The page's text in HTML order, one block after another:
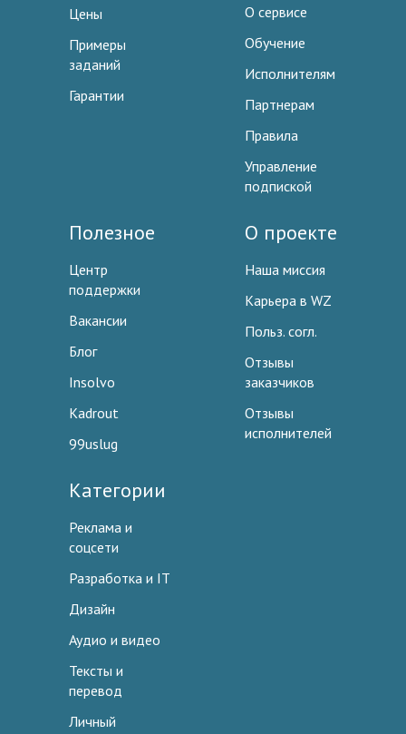
Цены
Примеры
заданий
Гарантии
О сервисе
Обучение
Исполнителям
Партнерам
Правила
Управление
подпиской
Полезное
Центр
поддержки
Вакансии
Блог
Insolvo
Kadrout
99uslug
О проекте
Наша миссия
Карьера в WZ
Польз. согл.
Отзывы
заказчиков
Отзывы
исполнителей
Категории
Реклама и
соцсети
Разработка и IT
Дизайн
Аудио и видео
Тексты и
перевод
Личный